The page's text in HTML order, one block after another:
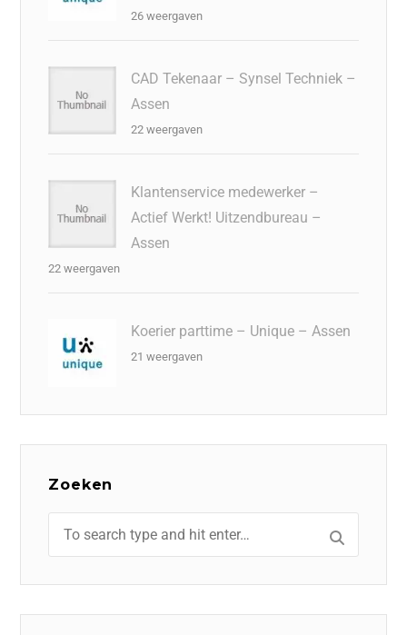
26 weergaven
CAD Tekenaar – Synsel Techniek –
Assen
22 weergaven
Klantenservice medewerker –
Actief Werkt! Uitzendbureau –
Assen
22 weergaven
Koerier parttime – Unique – Assen
21 weergaven
Zoeken